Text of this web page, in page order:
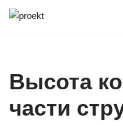
Высота
части